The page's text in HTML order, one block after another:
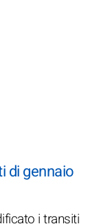
di gennaio
i transiti